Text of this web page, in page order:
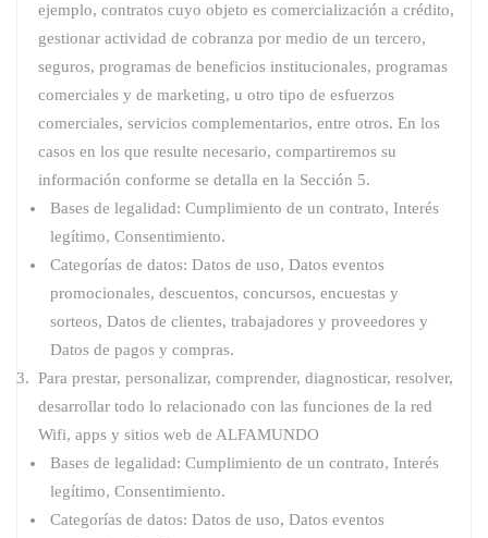
ejemplo, contratos cuyo objeto es comercialización a crédito,
gestionar actividad de cobranza por medio de un tercero,
seguros, programas de beneficios institucionales, programas
comerciales y de marketing, u otro tipo de esfuerzos
comerciales, servicios complementarios, entre otros. En los
casos en los que resulte necesario, compartiremos su
información conforme se detalla en la Sección 5.
Bases de legalidad: Cumplimiento de un contrato, Interés
legítimo, Consentimiento.
Categorías de datos: Datos de uso, Datos eventos
promocionales, descuentos, concursos, encuestas y
sorteos, Datos de clientes, trabajadores y proveedores y
Datos de pagos y compras.
Para prestar, personalizar, comprender, diagnosticar, resolver,
desarrollar todo lo relacionado con las funciones de la red
Wifi, apps y sitios web de ALFAMUNDO
Bases de legalidad: Cumplimiento de un contrato, Interés
legítimo, Consentimiento.
Categorías de datos: Datos de uso, Datos eventos